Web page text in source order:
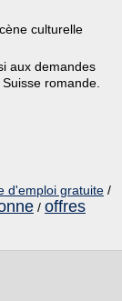
culturelle
aux demandes
romande.
d'emploi gratuite /
/ offres